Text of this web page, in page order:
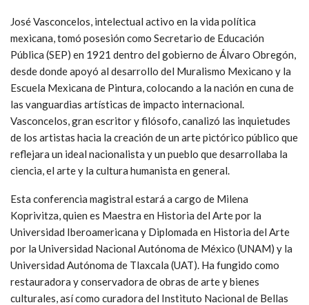
José Vasconcelos, intelectual activo en la vida política
mexicana, tomó posesión como Secretario de Educación
Pública (SEP) en 1921 dentro del gobierno de Álvaro Obregón,
desde donde apoyó al desarrollo del Muralismo Mexicano y la
Escuela Mexicana de Pintura, colocando a la nación en cuna de
las vanguardias artísticas de impacto internacional.
Vasconcelos, gran escritor y filósofo, canalizó las inquietudes
de los artistas hacia la creación de un arte pictórico público que
reflejara un ideal nacionalista y un pueblo que desarrollaba la
ciencia, el arte y la cultura humanista en general.
Esta conferencia magistral estará a cargo de Milena
Koprivitza, quien es Maestra en Historia del Arte por la
Universidad Iberoamericana y Diplomada en Historia del Arte
por la Universidad Nacional Autónoma de México (UNAM) y la
Universidad Autónoma de Tlaxcala (UAT). Ha fungido como
restauradora y conservadora de obras de arte y bienes
culturales, así como curadora del Instituto Nacional de Bellas